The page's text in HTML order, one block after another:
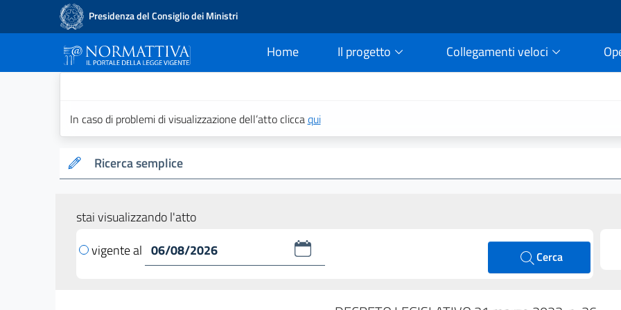
Presidenza del Consiglio dei Ministri
Home
current Il progetto Collegamenti veloci
In caso di problemi di visualizzazione dell’atto cliccaqui
Ricerca semplice
stai visualizzando l'atto
vigente al
Cerca